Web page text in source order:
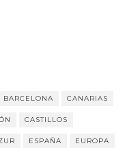
BARCELONA CANARIAS
CASTILLOS
ESPAÑA EUROPA